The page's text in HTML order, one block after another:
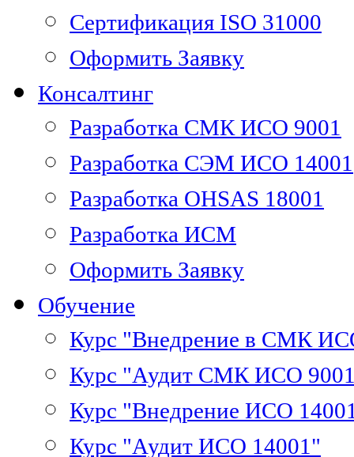
Сертификация ISO 31000
Оформить Заявку
Консалтинг
Разработка СМК ИСО 9001
Разработка СЭМ ИСО 14001
Разработка OHSAS 18001
Разработка ИСМ
Оформить Заявку
Обучение
Курс "Внедрение в СМК
Курс "Аудит СМК ИСО
Курс "Внедрение ИСО
Курс "Аудит ИСО 14001"